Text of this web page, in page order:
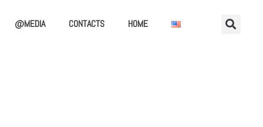
@MEDIA CONTACTS HOME